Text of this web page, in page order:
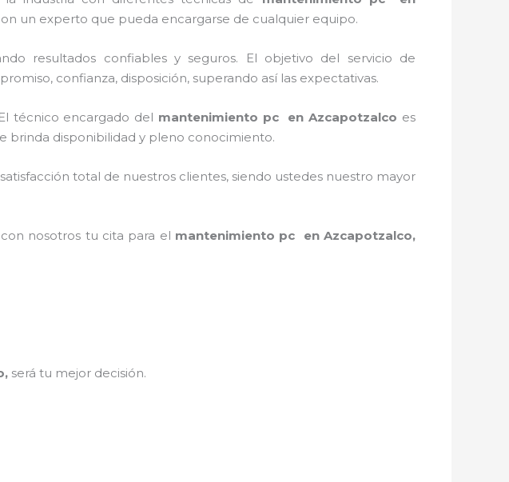
un experto que pueda encargarse de cualquier equipo.
resultados confiables y seguros. El objetivo del servicio de
confianza, disposición, superando así las expectativas.
técnico encargado del mantenimiento pc en Azcapotzalco es
brinda disponibilidad y pleno conocimiento.
total de nuestros clientes, siendo ustedes nuestro mayor
nosotros tu cita para el mantenimiento pc en Azcapotzalco,
será tu mejor decisión.